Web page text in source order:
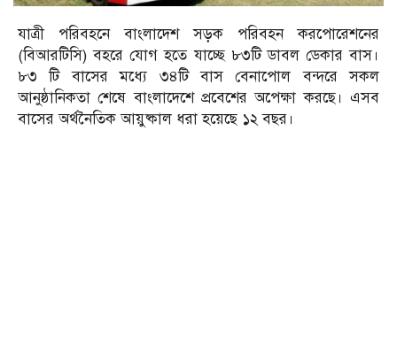
যাত্রী পরিবহনে বাংলাদেশ সড়ক পরিবহন করপোরেশনের
(বিআরটিসি) বহরে যোগ হতে যাচ্ছে ৮৩টি ডাবল ডেকার বাস।
৮৩ টি বাসের মধ্যে ৩৪টি বাস বেনাপোল বন্দরে সকল
আনুষ্ঠানিকতা শেষে বাংলাদেশে প্রবেশের অপেক্ষা করছে। এসব
বাসের অর্থনৈতিক আয়ুষ্কাল ধরা হয়েছে ১২ বছর।